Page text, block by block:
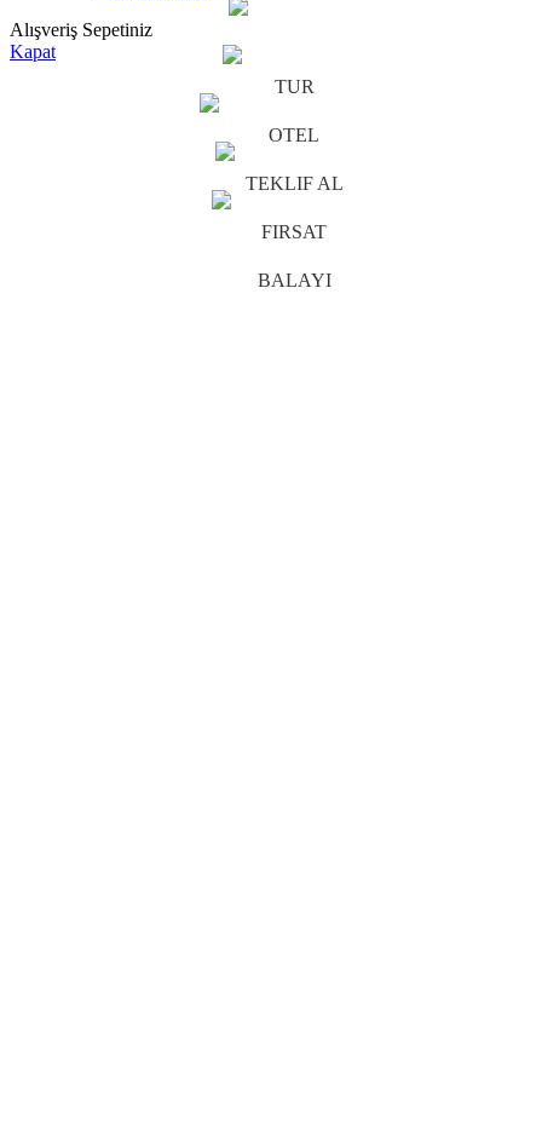
Alışveriş Sepetiniz
Kapat
TUR
OTEL
TEKLIF AL
FIRSAT
BALAYI